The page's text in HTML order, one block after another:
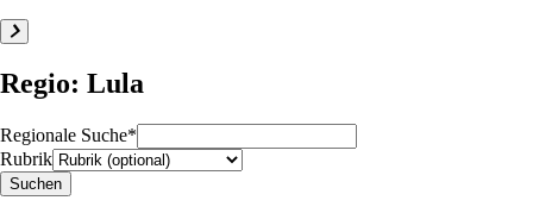
Regio: Lula
Regionale Suche*
Rubrik